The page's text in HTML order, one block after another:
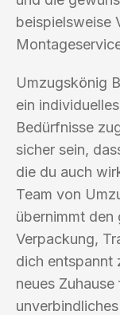
beispielsweise
Umzugskönig
ein
Bedürfnisse
sicher sein,
die du auch
Team von
übernimmt den
Verpackung,
dich entspannt
neues